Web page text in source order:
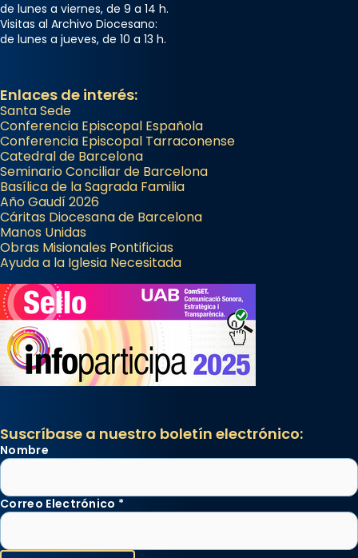
de lunes a viernes, de 9 a 14 h.
Visitas al Archivo Diocesano:
de lunes a jueves, de 10 a 13 h.
Enlaces de interés:
Santa Sede
Conferencia Episcopal Española
Conferencia Episcopal Tarraconense
Catedral de Barcelona
Seminario Conciliar de Barcelona
Basílica de la Sagrada Familia
Año Gaudí 2026
Cáritas Diocesana de Barcelona
Manos Unidas
Obras Misionales Pontificias
Ayuda a la Iglesia Necesitada
Suscríbase a nuestro boletín electrónico:
Nombre
Correo Electrónico *